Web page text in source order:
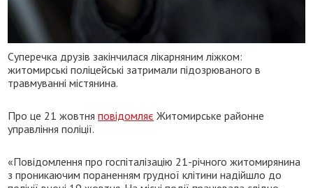
Суперечка друзів закінчилася лікарняним ліжком:
житомирські поліцейські затримали підозрюваного в
травмуванні містянина.
Про це 21 жовтняповідомляє Житомирське районне
управління поліції.
«Повідомлення про госпіталізацію 21-річного житомирянина
з проникаючим пораненням грудної клітини надійшло до